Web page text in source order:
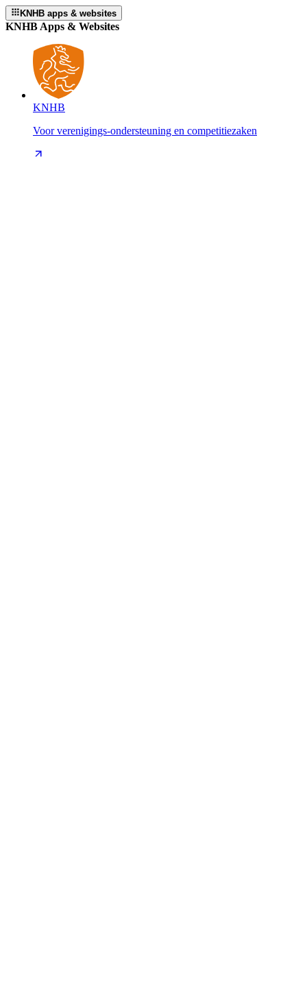
KNHB apps & websites
KNHB Apps & Websites
KNHB
Voor verenigings-ondersteuning en competitiezaken